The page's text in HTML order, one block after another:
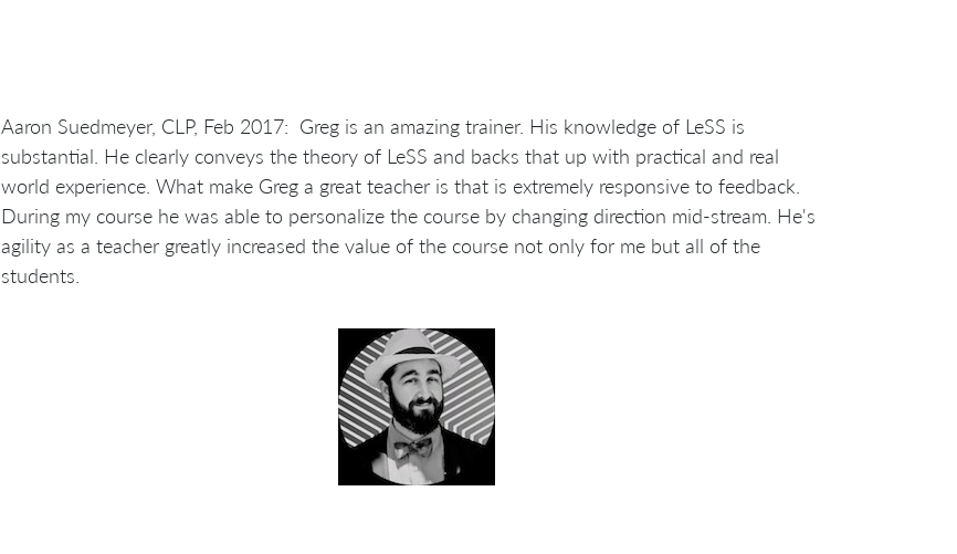
Aaron Suedmeyer, CLP, Feb 2017: Greg is an amazing trainer. His knowledge of LeSS is
substantial. He clearly conveys the theory of LeSS and backs that up with practical and real
world experience. What make Greg a great teacher is that is extremely responsive to feedback.
During my course he was able to personalize the course by changing direction mid-stream. He's
agility as a teacher greatly increased the value of the course not only for me but all of the
students.